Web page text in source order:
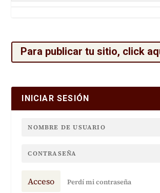
Para publicar tu sitio, click
INICIAR SESIÓN
Acceso Perdí mi contraseña